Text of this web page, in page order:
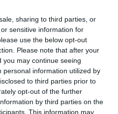
sharing to third parties, or
sensitive information for
use the below opt-out
Please note that after your
may continue seeing
personal information utilized by
to third parties prior to
opt-out of the further
by third parties on the
This information may
Άρη για τη «βόμβα» με